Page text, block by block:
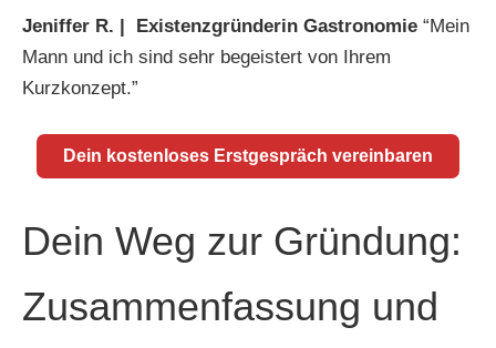
Jeniffer R. | Existenzgründerin Gastronomie “Mein
Mann und ich sind sehr begeistert von Ihrem
Kurzkonzept.”
Dein kostenloses Erstgespräch vereinbaren
Dein Weg zur Gründung:
Zusammenfassung und